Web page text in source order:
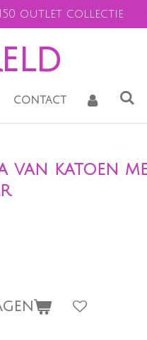
outlet collectie
contact
van katoen